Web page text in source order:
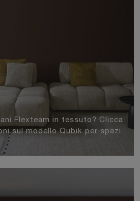
Flexteam in tessuto? Clicca
sul modello Qubik per spazi